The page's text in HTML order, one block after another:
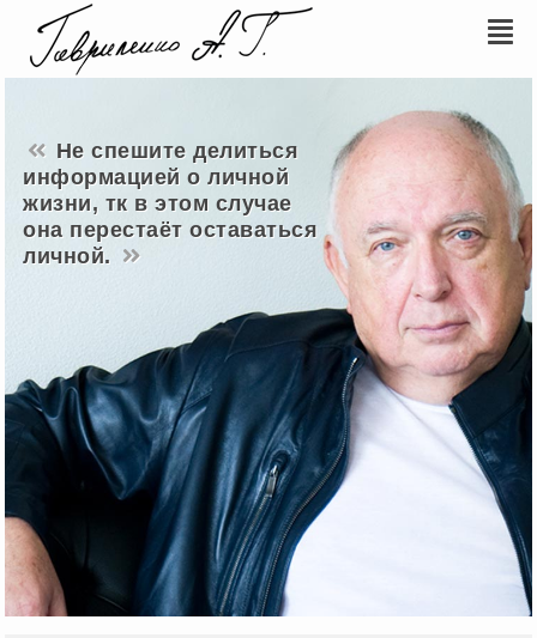
Не спешите делиться
информацией о личной
жизни, тк в этом случае
она перестаёт оставаться
личной.